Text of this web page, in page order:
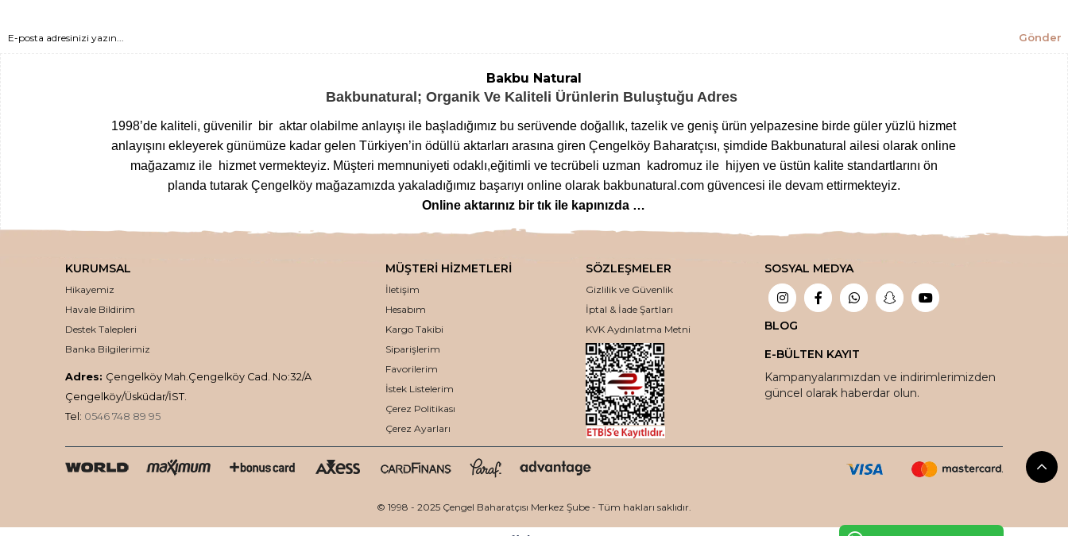
Gönder
Bakbu Natural
Bakbunatural; Organik Ve Kaliteli Ürünlerin Buluştuğu Adres
1998’de kaliteli, güvenilir bir aktar olabilme anlayışı ile başladığımız bu serüvende doğallık, tazelik ve geniş ürün yelpazesine birde güler yüzlü hizmet
anlayışını ekleyerek günümüze kadar gelen Türkiyen’in ödüllü aktarları arasına giren Çengelköy Baharatçısı, şimdide Bakbunatural ailesi olarak online
mağazamız ile hizmet vermekteyiz. Müşteri memnuniyeti odaklı,eğitimli ve tecrübeli uzman kadromuz ile hijyen ve üstün kalite standartlarını ön
planda tutarak Çengelköy mağazamızda yakaladığımız başarıyı online olarak bakbunatural.com güvencesi ile devam ettirmekteyiz.
Online aktarınız bir tık ile kapınızda …
Yöresel gıdalardan, zamanında toplananbitkilere,arı ürünlerinden,baharat çeşitlerine,glutensiz gıdalardan,taptaze kuruyemişlere,
,inceltici doğal kozmetik ürünlerinden , tütsü buhurdanlık çeşitlerine
kadar bir aktarda aradığınız tüm şifalı ürünleri en
doğal ve en taze haliyle kaliteden ödün vermeden bakbunatural.com web sayfamızdan uygun fiyatlar ile sipariş edebilirsiniz.
Kaliteli ve en uygun fiyatlar ile avantaj sağlıyoruz.
Üstelik ücretsiz kargo seçeneği, kampanya ve indirim fırsatlarımız ile alışverişinizi avantaja dönüştürüyoruz.
Aynı Gün Kargoya Teslim Ediyoruz
Tüm siparişlerinizi kargo çalışma saatlerine göre aynı gün özenle paketleyip kargoya teslim ediyoruz
Keyifli Alışverişler Dileriz.
“Bakbunatural – Çengelköy Baharatçısı”
KURUMSAL
Hikayemiz
Havale Bildirim
Destek Talepleri
Banka Bilgilerimiz
Adres: Çengelköy Mah.Çengelköy Cad. No:32/A
Çengelköy/Üsküdar/İST.
Tel: 0546 748 89 95
MÜŞTERİ HİZMETLERİ
İletişim
Hesabım
Kargo Takibi
Siparişlerim
Favorilerim
İstek Listelerim
Çerez Politikası
Çerez Ayarları
SÖZLEŞMELER
Gizlilik ve Güvenlik
İptal & İade Şartları
KVK Aydınlatma Metni
SOSYAL MEDYA
BLOG
E-BÜLTEN KAYIT
Kampanyalarımızdan ve indirimlerimizden
güncel olarak haberdar olun.
© 1998 - 2025 Çengel Baharatçısı Merkez Şube - Tüm hakları saklıdır.